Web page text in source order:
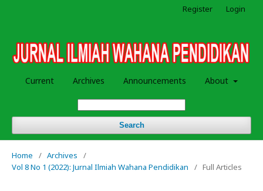
Current Archives Announcements About
Search
Register Login
Home / Archives
/
Vol 8 No 1 (2022): Jurnal Ilmiah Wahana Pendidikan
/ Full Articles